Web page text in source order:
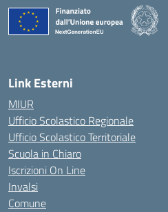
Link Esterni
MIUR
Ufficio Scolastico Regionale
Ufficio Scolastico Territoriale
Scuola in Chiaro
Iscrizioni On Line
Invalsi
Comune